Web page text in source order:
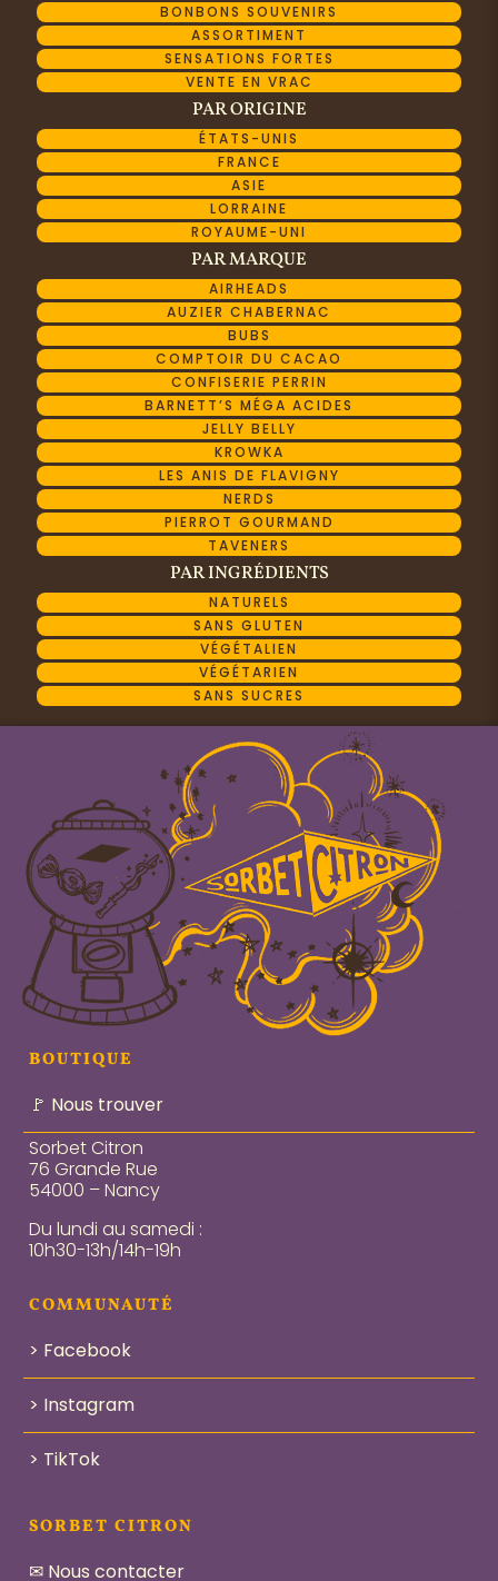
BONBONS SOUVENIRS
ASSORTIMENT
SENSATIONS FORTES
VENTE EN VRAC
PAR ORIGINE
ÉTATS-UNIS
FRANCE
ASIE
LORRAINE
ROYAUME-UNI
PAR MARQUE
AIRHEADS
AUZIER CHABERNAC
BUBS
COMPTOIR DU CACAO
CONFISERIE PERRIN
BARNETT’S MÉGA ACIDES
JELLY BELLY
KROWKA
LES ANIS DE FLAVIGNY
NERDS
PIERROT GOURMAND
TAVENERS
PAR INGRÉDIENTS
NATURELS
SANS GLUTEN
VÉGÉTALIEN
VÉGÉTARIEN
SANS SUCRES
BOUTIQUE
🚩 Nous trouver
Sorbet Citron
76 Grande Rue
54000 – Nancy
Du lundi au samedi :
10h30-13h/14h-19h
COMMUNAUTÉ
> Facebook
> Instagram
> TikTok
SORBET CITRON
✉ Nous contacter